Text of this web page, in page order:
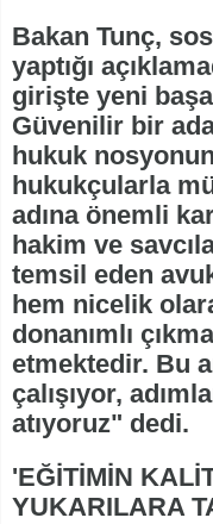
Bakan Tunç,
yaptığı
girişte yeni
Güvenilir bir
hukuk
hukukçularla
adına önemli
hakim ve
temsil eden
hem nicelik
donanımlı
etmektedir. Bu
çalışıyor,
atıyoruz" dedi.
'EĞİTİMİN
YUKARILARA